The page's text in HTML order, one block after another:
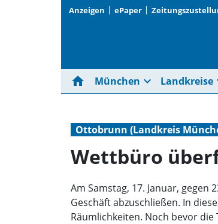
Anzeigen ePaper
home München expand_more Landkreise
Ottobrunn (Landkreis
Wettbüro
Am Samstag, 17. Januar,
Geschäft abzuschließen. In
Räumlichkeiten. Noch bevor